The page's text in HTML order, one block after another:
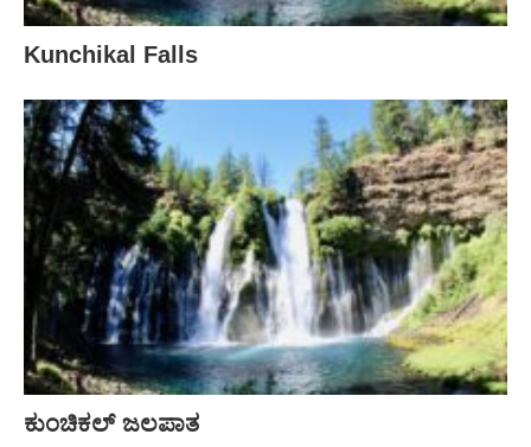
Kunchikal Falls
ಕುಂಚಿಕಲ್ ಜಲಪಾತ